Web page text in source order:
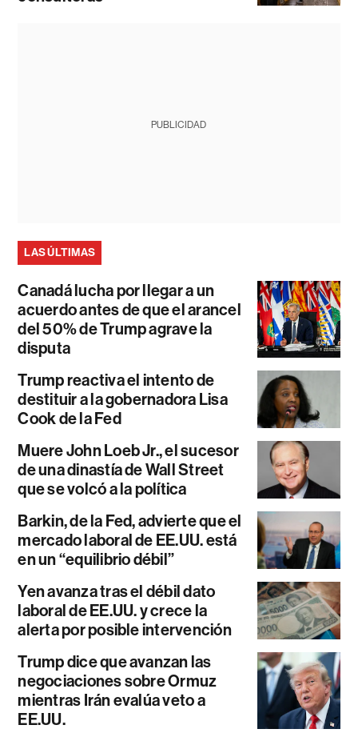
PUBLICIDAD
LAS ÚLTIMAS
Canadá lucha por llegar a un
acuerdo antes de que el arancel
del 50% de Trump agrave la
disputa
Trump reactiva el intento de
destituir a la gobernadora Lisa
Cook de la Fed
Muere John Loeb Jr., el sucesor
de una dinastía de Wall Street
que se volcó a la política
Barkin, de la Fed, advierte que el
mercado laboral de EE.UU. está
en un “equilibrio débil”
Yen avanza tras el débil dato
laboral de EE.UU. y crece la
alerta por posible intervención
Trump dice que avanzan las
negociaciones sobre Ormuz
mientras Irán evalúa veto a
EE.UU.